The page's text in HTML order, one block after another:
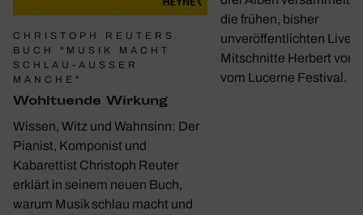
CHRISTOPH REUTERS
BUCH "MUSIK MACHT
SCHLAU-AUSSER M
ANCHE"
Wohl­tu­ende Wirkung
Wissen, Witz und Wahnsinn: Der
Pianist, Komponist und
Kabarettist Christoph Reuter
erklärt in seinem neuen Buch,
warum Musik schlau macht und
die frühen, bisher
unveröffentlichten Live-
Mitschnitte Herbert von
vom Lucerne Festival.